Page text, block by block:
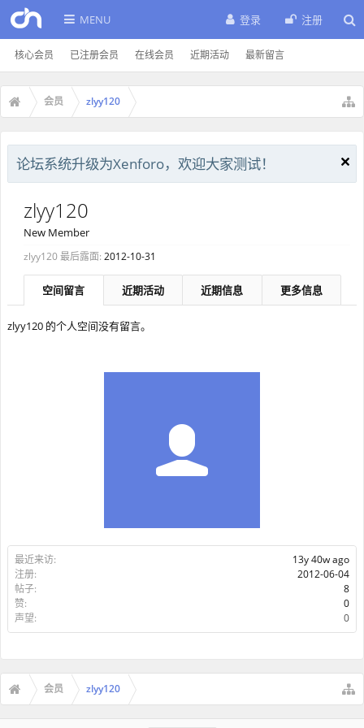
MENU
核心会员 已注册会员 在线会员 近期活动 最新留言
登录 注册
会员 zlyy120
论坛系统升级为Xenforo，欢迎大家测试！
最近来访:
13y 40w ago
注册:
2012-06-04
帖子:
8
赞:
0
声望:
0
zlyy120
New Member
zlyy120 最后露面: 2012-10-31
空间留言 近期活动 近期信息 更多信息
zlyy120 的个人空间没有留言。
会员 zlyy120